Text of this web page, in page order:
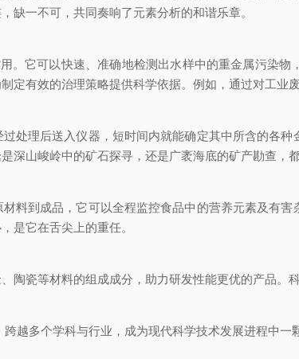
缺一不可，共同奏响了元素分析的和谐乐章。
它可以快速、准确地检测出水样中的重金属污染物
定有效的治理策略提供科学依据。例如，通过对工业
理后送入仪器，短时间内就能确定其中所含的各种
深山峻岭中的矿石探寻，还是广袤海底的矿产勘查，
到成品，它可以全程监控食品中的营养元素及有害
是它在舌尖上的重任。
瓷等材料的组成成分，助力研发性能更优的产品。
多个学科与行业，成为现代科学技术发展进程中一